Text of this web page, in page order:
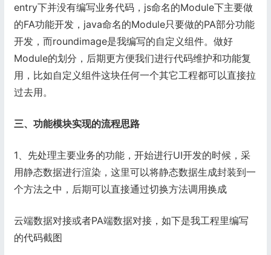
entry下并没有编写业务代码，js命名的Module下主要做
的FA功能开发，java命名的Module只要做的PA部分功能
开发，而roundimage是我编写的自定义组件。做好
Module的划分，后期更方便我们进行代码维护和功能复
用，比如自定义组件这块任何一个其它工程都可以直接拉
过去用。
三、功能模块实现的流程思路
1、先处理主要业务的功能，开始进行UI开发的时候，采
用静态数据进行渲染，这里可以将静态数据生成封装到一
个方法之中，后期可以直接通过切换方法调用换成
云端数据对接或者PA端数据对接，如下是我工程里编写
的代码截图